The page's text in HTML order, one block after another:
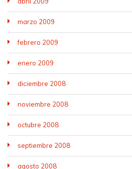
marzo 2009
febrero 2009
enero 2009
diciembre 2008
noviembre 2008
octubre 2008
septiembre 2008
agosto 2008